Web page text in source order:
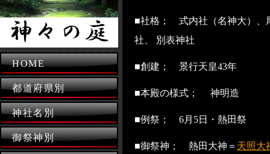
■社格； 式内社（名神大）、
社、 別表神社
■創建； 景行天皇43年
■本殿の様式； 神明造
■例祭； 6月5日・熱田祭
■御祭神； 熱田大神＝ 天照大
HOME
都道府県別
神社名別
御祭神別